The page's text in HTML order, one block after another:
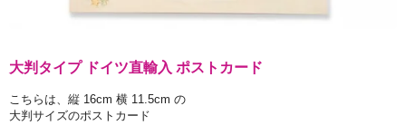
大判タイプ ドイツ直輸入 ポストカード
こちらは、縦 16cm 横 11.5cm の
大判サイズのポストカード